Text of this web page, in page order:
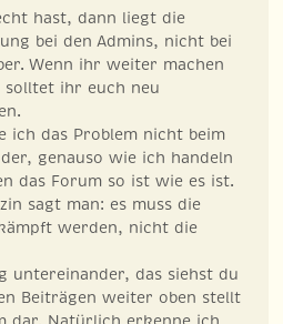
hast, dann liegt die
bei den Admins, nicht bei
Wenn ihr weiter machen
ihr euch neu
ich das Problem nicht beim
genauso wie ich handeln
das Forum so ist wie es ist.
sagt man: es muss die
werden, nicht die
untereinander, das siehst du
Beiträgen weiter oben stellt